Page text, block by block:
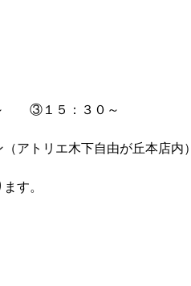
③１５：３０～
トリエ木下自由が丘本店内）
す。